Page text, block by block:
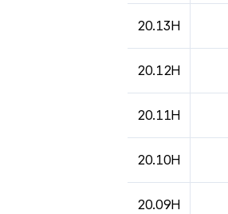
20.13H
20.12H
20.11H
20.10H
20.09H